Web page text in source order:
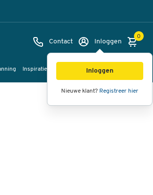
Contact Inloggen
Inloggen
Nieuwe klant? Registreer hier
0
Inspiratie
Video's
360°
weergave